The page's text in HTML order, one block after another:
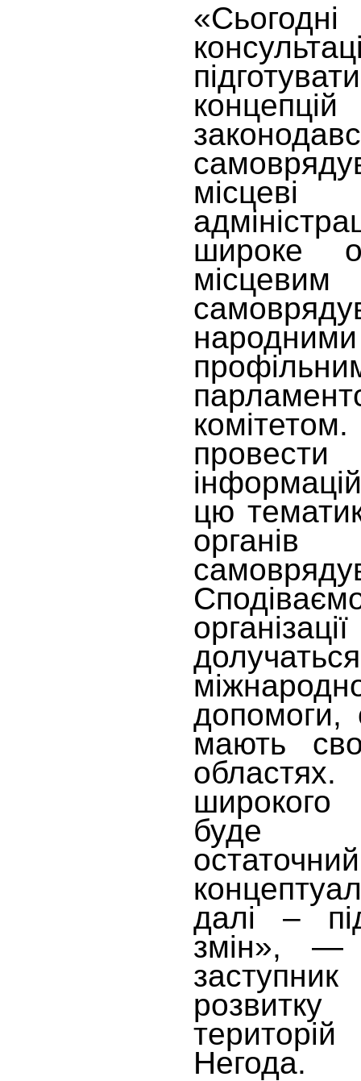
широке
місцевим
провести
цю
допомоги,
мають
буде
далі –
змін», —
Негода.